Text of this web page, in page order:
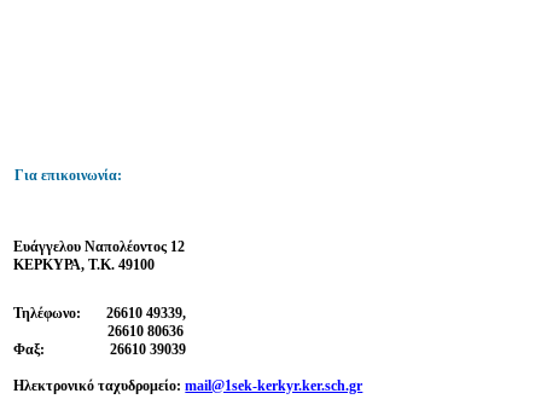
Ευάγγελου Ναπολέοντος 12
ΚΕΡΚΥΡΑ, Τ.Κ.49100
Για επικοινωνία:
Τηλέφωνο:26610 49339,
26610 80636
Φαξ:26610 39039
Ηλεκτρονικό ταχυδρομείο:mail@1sek-kerkyr.ker.sch.gr